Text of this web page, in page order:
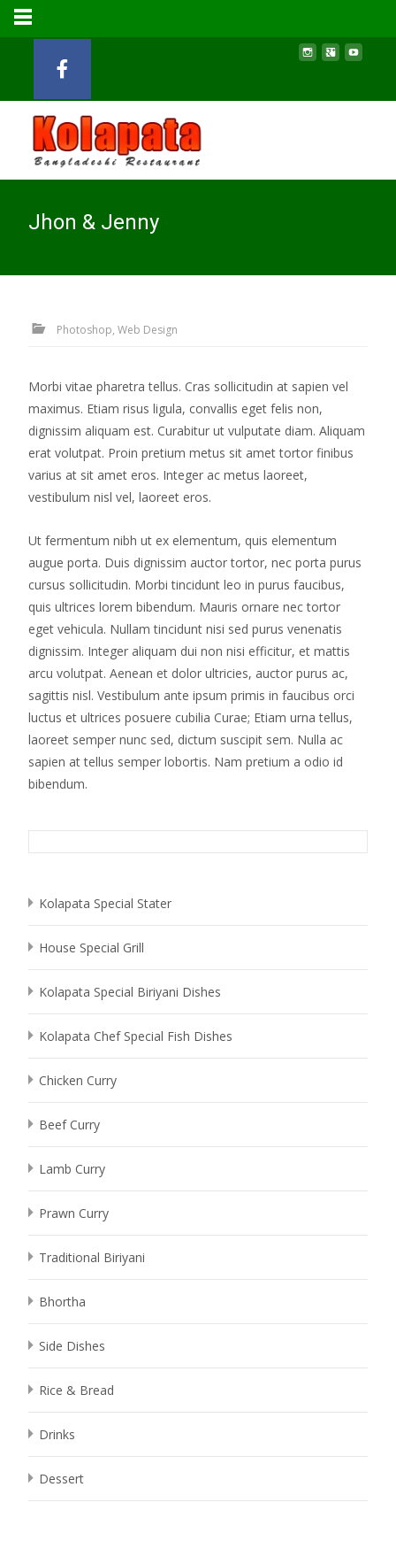
Jhon & Jenny
Photoshop, Web Design
Morbi vitae pharetra tellus. Cras sollicitudin at sapien vel
maximus. Etiam risus ligula, convallis eget felis non,
dignissim aliquam est. Curabitur ut vulputate diam. Aliquam
erat volutpat. Proin pretium metus sit amet tortor finibus
varius at sit amet eros. Integer ac metus laoreet,
vestibulum nisl vel, laoreet eros.
Ut fermentum nibh ut ex elementum, quis elementum
augue porta. Duis dignissim auctor tortor, nec porta purus
cursus sollicitudin. Morbi tincidunt leo in purus faucibus,
quis ultrices lorem bibendum. Mauris ornare nec tortor
eget vehicula. Nullam tincidunt nisi sed purus venenatis
dignissim. Integer aliquam dui non nisi efficitur, et mattis
arcu volutpat. Aenean et dolor ultricies, auctor purus ac,
sagittis nisl. Vestibulum ante ipsum primis in faucibus orci
luctus et ultrices posuere cubilia Curae; Etiam urna tellus,
laoreet semper nunc sed, dictum suscipit sem. Nulla ac
sapien at tellus semper lobortis. Nam pretium a odio id
bibendum.
Kolapata Special Stater
House Special Grill
Kolapata Special Biriyani Dishes
Kolapata Chef Special Fish Dishes
Chicken Curry
Beef Curry
Lamb Curry
Prawn Curry
Traditional Biriyani
Bhortha
Side Dishes
Rice & Bread
Drinks
Dessert